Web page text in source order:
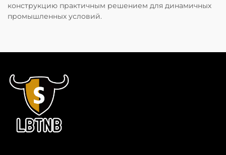
конструкцию практичным решением для динамичных
промышленных условий.